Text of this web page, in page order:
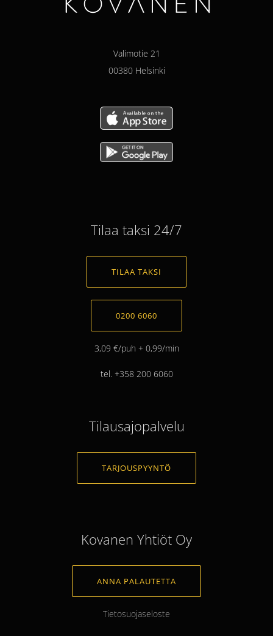
Valimotie 21
00380 Helsinki
Tilaa taksi 24/7
TILAA TAKSI
0200 6060
3,09 €/puh + 0,99/min
tel. +358 200 6060
Tilausajopalvelu
TARJOUSPYYNTÖ
Kovanen Yhtiöt Oy
ANNA PALAUTETTA
Tietosuojaseloste